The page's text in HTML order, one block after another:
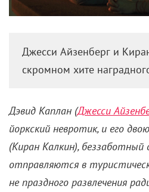
Джесси Айзенберг и
скромном хите
Дэвид Каплан (Джесси
йоркский невротик, и его
(Киран Калкин), беззаботный
отправляются в
не праздного развлечения